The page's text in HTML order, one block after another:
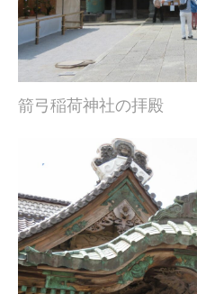
箭弓稲荷神社の拝殿